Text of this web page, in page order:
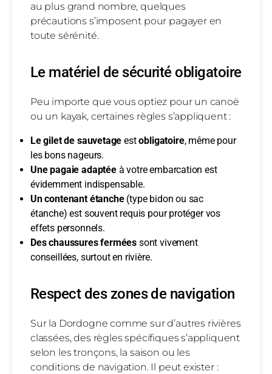
au plus grand nombre, quelques
précautions s’imposent pour pagayer en
toute sérénité.
Le matériel de sécurité obligatoire
Peu importe que vous optiez pour un canoë
ou un kayak, certaines règles s’appliquent :
Le gilet de sauvetage estobligatoire, même pour
les bons nageurs.
Une pagaie adaptéeà votre embarcation est
évidemment indispensable.
Un contenant étanche(type bidon ou sac
étanche) est souvent requis pour protéger vos
effets personnels.
Des chaussures fermées sont vivement
conseillées, surtout en rivière.
Respect des zones de navigation
Sur la Dordogne comme sur d’autres rivières
classées, des règles spécifiques s’appliquent
selon les tronçons, la saison ou les
conditions de navigation. Il peut exister :